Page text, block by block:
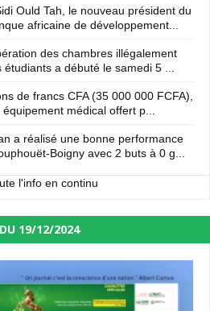
Ould Tah, le nouveau président du
africaine de développement...
des chambres illégalement
étudiants a débuté le samedi 5 ...
de francs CFA (35 000 000 FCFA),
médical offert p...
a réalisé une bonne performance
Boigny avec 2 buts à 0 g...
l'info en continu
19/12/2024